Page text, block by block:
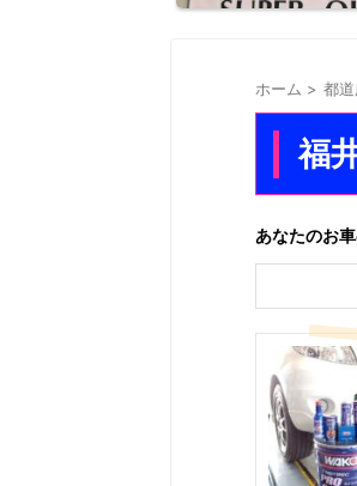
ホーム > 都
福
あなたのお